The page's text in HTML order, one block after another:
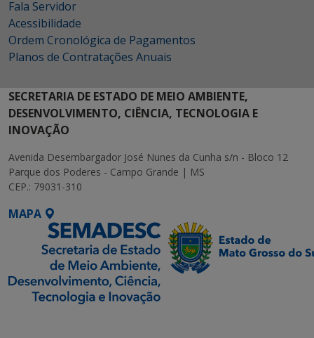
Fala Servidor
Acessibilidade
Ordem Cronológica de Pagamentos
Planos de Contratações Anuais
SECRETARIA DE ESTADO DE MEIO AMBIENTE,
DESENVOLVIMENTO, CIÊNCIA, TECNOLOGIA E
INOVAÇÃO
Avenida Desembargador José Nunes da Cunha s/n - Bloco 12
Parque dos Poderes - Campo Grande | MS
CEP.: 79031-310
MAPA